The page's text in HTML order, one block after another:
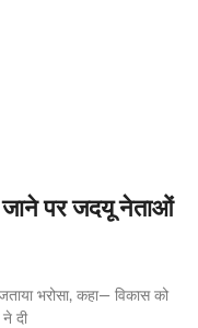
जाने पर जदयू नेताओं
भरोसा, कहा— विकास को
दी